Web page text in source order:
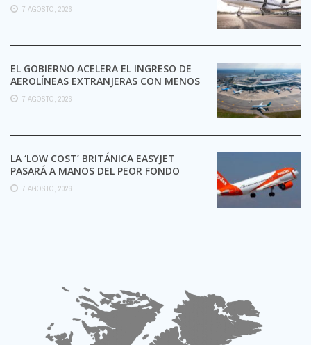
7 AGOSTO, 2026
EL GOBIERNO ACELERA EL INGRESO DE
AEROLÍNEAS EXTRANJERAS CON MENOS
TRÁMITES
7 AGOSTO, 2026
LA ‘LOW COST’ BRITÁNICA EASYJET
PASARÁ A MANOS DEL PEOR FONDO
POSIBLE:
7 AGOSTO, 2026